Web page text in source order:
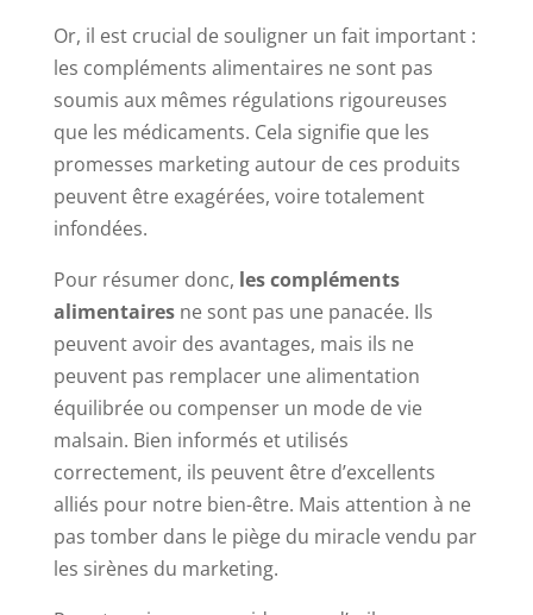
Or, il est crucial de souligner un fait important :
les compléments alimentaires ne sont pas
soumis aux mêmes régulations rigoureuses
que les médicaments. Cela signifie que les
promesses marketing autour de ces produits
peuvent être exagérées, voire totalement
infondées.
Pour résumer donc, les compléments
alimentairesne sont pas une panacée. Ils
peuvent avoir des avantages, mais ils ne
peuvent pas remplacer une alimentation
équilibrée ou compenser un mode de vie
malsain. Bien informés et utilisés
correctement, ils peuvent être d’excellents
alliés pour notre bien-être. Mais attention à ne
pas tomber dans le piège du miracle vendu par
les sirènes du marketing.